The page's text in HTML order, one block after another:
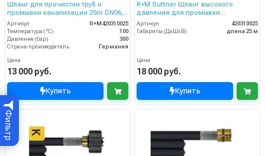
Фильтр
Шланг для прочистки труб и
промывки канализации 25m DN06,
300bar
Артикул
R+M420310025
Температура (°C)
100
Давление (бар)
300
Страна-производитель
Германия
Цена
13 000 руб.
Купить
R+M Suttner Шланг высокого
давления для промывки
канализационных труб 25 м
Артикул
420310025
Габариты (ДхШхВ)
длина 25 м
Цена
18 000 руб.
Купить